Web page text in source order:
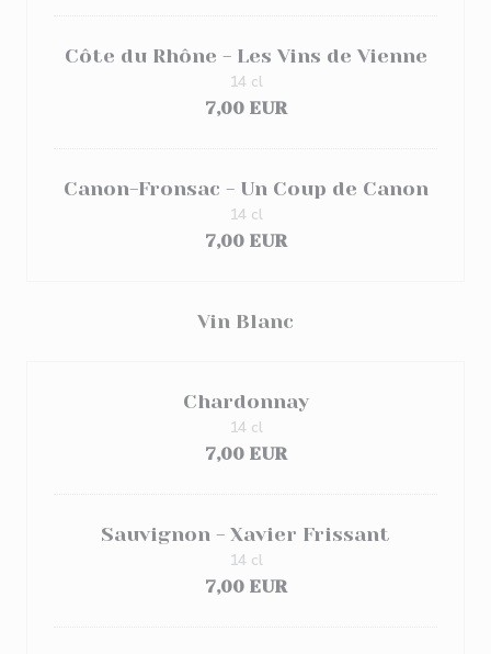
Côte du Rhône - Les Vins de Vienne
7,00 EUR
14 cl
Canon-Fronsac - Un Coup de Canon
7,00 EUR
14 cl
Vin Blanc
Chardonnay
7,00 EUR
14 cl
Sauvignon - Xavier Frissant
7,00 EUR
14 cl